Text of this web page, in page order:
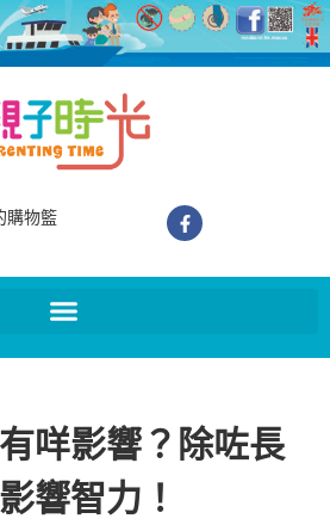
購物籃
咩影響？除咗長
響智力！